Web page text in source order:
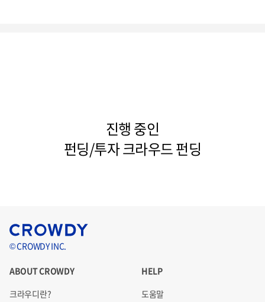
진행 중인
펀딩/투자 크라우드 펀딩
© CROWDY INC.
ABOUT CROWDY
크라우디란?
HELP
도움말